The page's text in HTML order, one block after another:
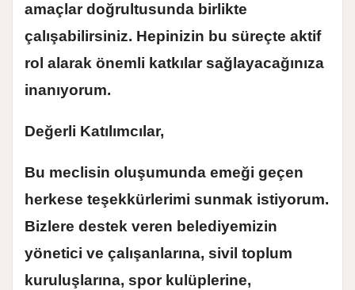
amaçlar doğrultusunda birlikte
çalışabilirsiniz. Hepinizin bu süreçte aktif
rol alarak önemli katkılar sağlayacağınıza
inanıyorum.
Değerli Katılımcılar,
Bu meclisin oluşumunda emeği geçen
herkese teşekkürlerimi sunmak istiyorum.
Bizlere destek veren belediyemizin
yönetici ve çalışanlarına, sivil toplum
kuruluşlarına, spor kulüplerine,